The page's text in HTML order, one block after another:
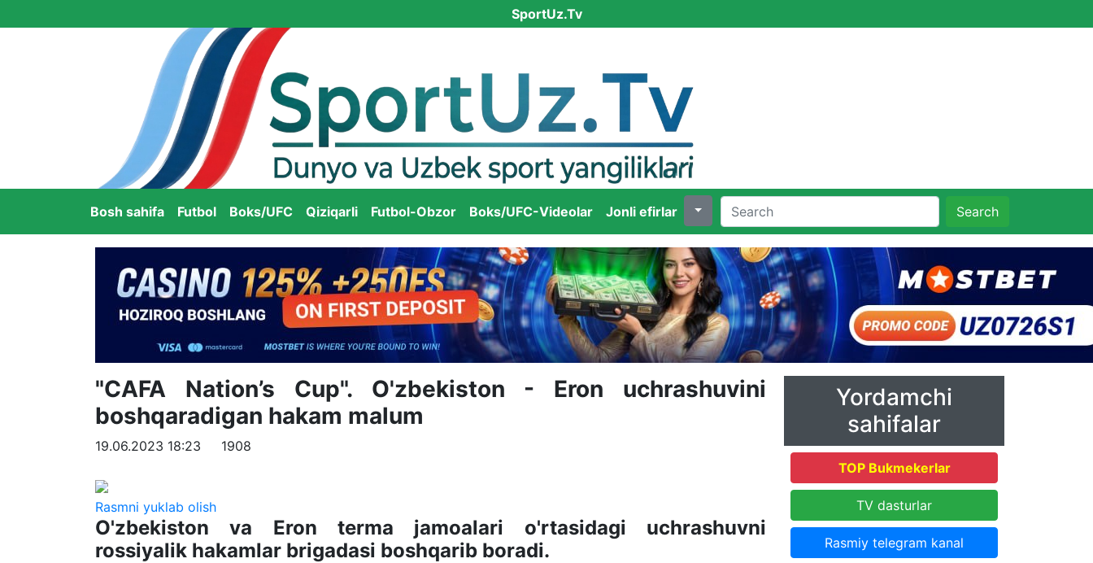
SportUz.Tv
Bosh sahifa Futbol Boks/UFC Qiziqarli Futbol-Obzor Boks/UFC-Videolar Jonli efirlar Search
"CAFA Nation’s Cup". O'zbekiston - Eron uchrashuvini
boshqaradigan hakam malum
19.06.2023 18:23 1908
Rasmni yuklab olish
O'zbekiston va Eron terma jamoalari o'rtasidagi uchrashuvni
rossiyalik hakamlar brigadasi boshqarib boradi.
Yordamchi
sahifalar
TOP Bukmekerlar
TV dasturlar
Rasmiy telegram kanal